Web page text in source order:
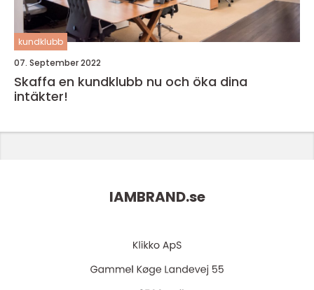
kundklubb
07. September 2022
Skaffa en kundklubb nu och öka dina
intäkter!
IAMBRAND.se